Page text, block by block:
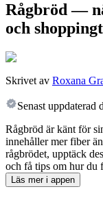
Rågbröd —
och
Skrivet av Roxana
Senast uppdaterad
Rågbröd är känt för
innehåller mer fiber
rågbrödet, upptäck
och få tips om hur du
Läs mer i appen